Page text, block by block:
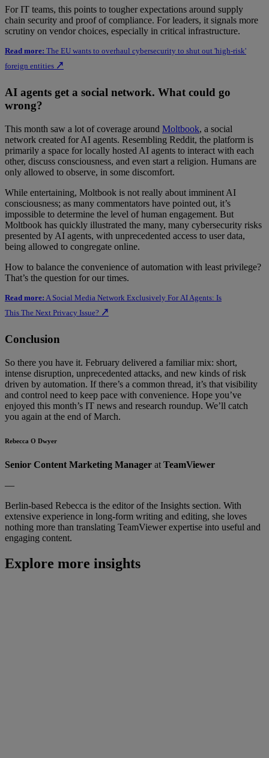
For IT teams, this points to tougher expectations around supply
chain security and proof of compliance. For leaders, it signals more
scrutiny on vendor choices, especially in critical infrastructure.
Read more: The EU wants to overhaul cybersecurity to shut out 'high-risk'
foreign entities ↗
AI agents get a social network. What could go
wrong?
This month saw a lot of coverage around Moltbook, a social
network created for AI agents. Resembling Reddit, the platform is
primarily a space for locally hosted AI agents to interact with each
other, discuss consciousness, and even start a religion. Humans are
only allowed to observe, in some discomfort.
While entertaining, Moltbook is not really about imminent AI
consciousness; as many commentators have pointed out, it’s
impossible to determine the level of human engagement. But
Moltbook has quickly illustrated the many, many cybersecurity risks
presented by AI agents, with unprecedented access to user data,
being allowed to congregate online.
How to balance the convenience of automation with least privilege?
That’s the question for our times.
Read more: A Social Media Network Exclusively For AI Agents: Is
This The Next Privacy Issue? ↗
Conclusion
So there you have it. February delivered a familiar mix: short,
intense disruption, unprecedented attacks, and new kinds of risk
driven by automation. If there’s a common thread, it’s that visibility
and control need to keep pace with convenience. Hope you’ve
enjoyed this month’s IT news and research roundup. We’ll catch
you again at the end of March.
Rebecca O Dwyer
Senior Content Marketing Manager at TeamViewer
—
Berlin-based Rebecca is the editor of the Insights section. With
extensive experience in long-form writing and editing, she loves
nothing more than translating TeamViewer expertise into useful and
engaging content.
Explore more insights